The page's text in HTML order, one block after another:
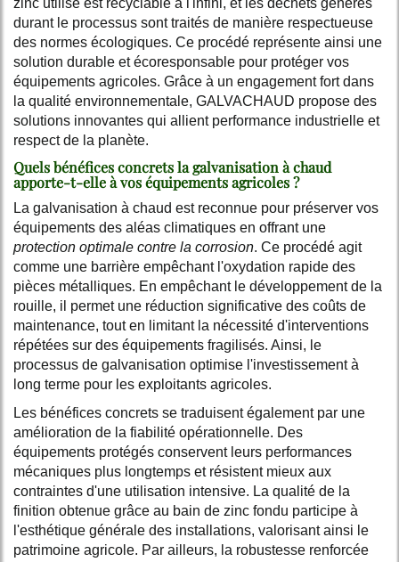
durant le processus sont traités de manière respectueuse
des normes écologiques. Ce procédé représente ainsi une
solution durable et écoresponsable pour protéger vos
équipements agricoles. Grâce à un engagement fort dans
la qualité environnementale, GALVACHAUD propose des
solutions innovantes qui allient performance industrielle et
respect de la planète.
Quels bénéfices concrets la galvanisation à chaud
apporte-t-elle à vos équipements agricoles ?
La galvanisation à chaud est reconnue pour préserver vos
équipements des aléas climatiques en offrant une
protection optimale contre la corrosion. Ce procédé agit
comme une barrière empêchant l'oxydation rapide des
pièces métalliques. En empêchant le développement de la
rouille, il permet une réduction significative des coûts de
maintenance, tout en limitant la nécessité d'interventions
répétées sur des équipements fragilisés. Ainsi, le
processus de galvanisation optimise l'investissement à
long terme pour les exploitants agricoles.
Les bénéfices concrets se traduisent également par une
amélioration de la fiabilité opérationnelle. Des
équipements protégés conservent leurs performances
mécaniques plus longtemps et résistent mieux aux
contraintes d'une utilisation intensive. La qualité de la
finition obtenue grâce au bain de zinc fondu participe à
l'esthétique générale des installations, valorisant ainsi le
patrimoine agricole. Par ailleurs, la robustesse renforcée